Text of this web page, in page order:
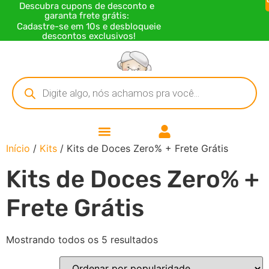
Descubra cupons de desconto e
garanta frete grátis:
Cadastre-se em 10s e desbloqueie
descontos exclusivos!
Início / Kits / Kits de Doces Zero% + Frete Grátis
Kits de Doces Zero% +
Frete Grátis
Mostrando todos os 5 resultados